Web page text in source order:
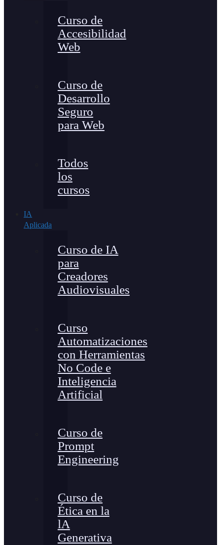
Curso de
Accesibilidad
Web
Curso de
Desarrollo
Seguro
para Web
Todos
los
cursos
IA
Aplicada
Curso de IA
para
Creadores
Audiovisuales
Curso
Automatizaciones
con Herramientas
No Code e
Inteligencia
Artificial
Curso de
Prompt
Engineering
Curso de
Ética en la
lA
Generativa